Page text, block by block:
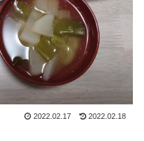
2022.02.17 2022.02.18